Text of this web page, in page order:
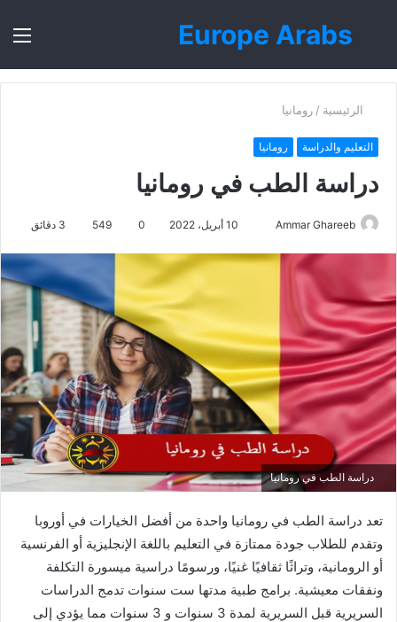
Europe Arabs
بحث
الرئيسية / رومانيا
التعليم والدراسة رومانيا
دراسة الطب في رومانيا
Ammar Ghareeb
إلكترونيا
10 أبريل، 2022 0
549
دراسة الطب في رومانيا
تعد دراسة الطب في رومانيا واحدة من أفضل الخيارات في أوروبا
وتقدم للطلاب جودة ممتازة في التعليم باللغة الإنجليزية أو الفرنسية
أو الرومانية، وتراثًا ثقافيًا غنيًا، ورسومًا دراسية ميسورة التكلفة
ونفقات معيشية. برامج طبية مدتها ست سنوات تدمج الدراسات
السريرية قبل السريرية لمدة 3 سنوات و 3 سنوات مما يؤدي إلى